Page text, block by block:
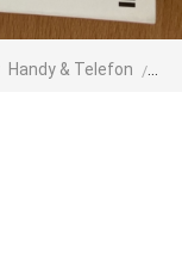
Handy & Telefon